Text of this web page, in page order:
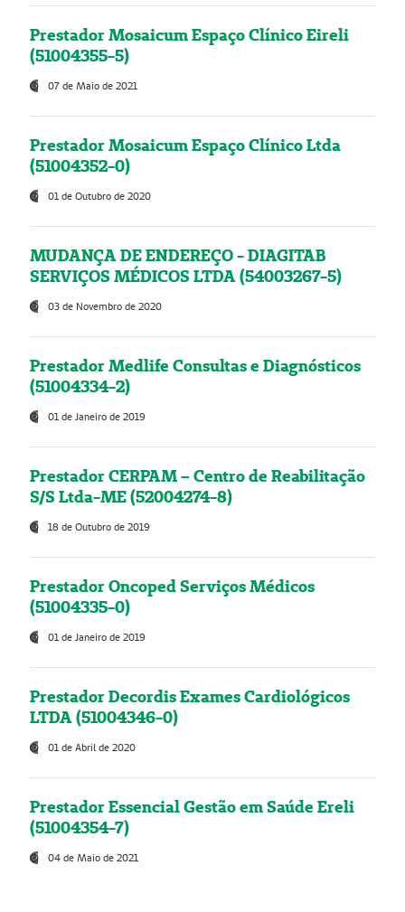
Prestador Mosaicum Espaço Clínico Eireli
(51004355-5)
07 de Maio de 2021
Prestador Mosaicum Espaço Clínico Ltda
(51004352-0)
01 de Outubro de 2020
MUDANÇA DE ENDEREÇO - DIAGITAB
SERVIÇOS MÉDICOS LTDA (54003267-5)
03 de Novembro de 2020
Prestador Medlife Consultas e Diagnósticos
(51004334-2)
01 de Janeiro de 2019
Prestador CERPAM – Centro de Reabilitação
S/S Ltda-ME (52004274-8)
18 de Outubro de 2019
Prestador Oncoped Serviços Médicos
(51004335-0)
01 de Janeiro de 2019
Prestador Decordis Exames Cardiológicos
LTDA (51004346-0)
01 de Abril de 2020
Prestador Essencial Gestão em Saúde Ereli
(51004354-7)
04 de Maio de 2021